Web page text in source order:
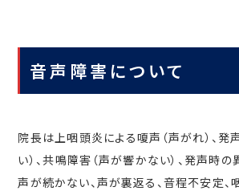
音声障害について
院長は上咽頭炎による嗄声（声がれ）、発
い）、共鳴障害（声が響かない）、発声時の
声が続かない、声が裏返る、音程不安定、